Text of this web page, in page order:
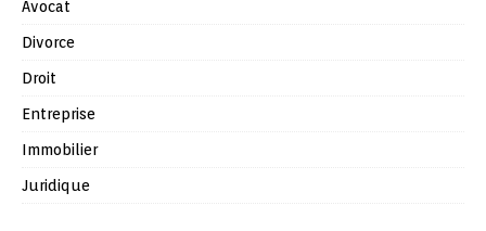
Avocat
Divorce
Droit
Entreprise
Immobilier
Juridique